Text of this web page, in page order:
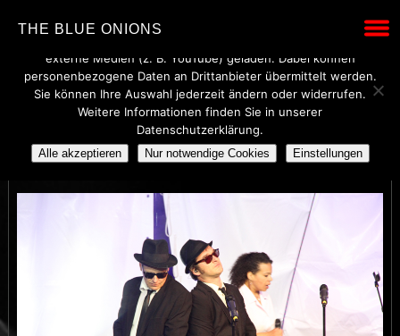
THE BLUE ONIONS
46
Wir verwenden technisch notwendige Cookies, um den Betrieb
dieser Website sicherzustellen. Mit Ihrer Einwilligung werden
externe Medien (z. B. YouTube) geladen. Dabei können
personenbezogene Daten an Drittanbieter übermittelt werden.
Sie können Ihre Auswahl jederzeit ändern oder widerrufen.
Weitere Informationen finden Sie in unserer
Datenschutzerklärung.
Alle akzeptieren Nur notwendige Cookies Einstellungen